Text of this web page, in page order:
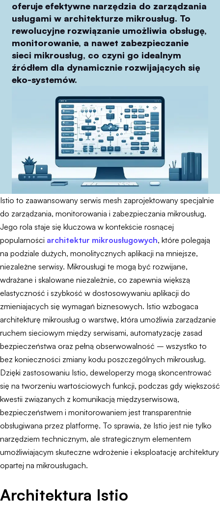
oferuje efektywne narzędzia do zarządzania
usługami w architekturze mikrousług. To
rewolucyjne rozwiązanie umożliwia obsługę,
monitorowanie, a nawet zabezpieczanie
sieci mikrousług, co czyni go idealnym
źródłem dla dynamicznie rozwijających się
eko-systemów.
Istio to zaawansowany serwis mesh zaprojektowany specjalnie
do zarządzania, monitorowania i zabezpieczania mikrousług.
Jego rola staje się kluczowa w kontekście rosnącej
popularności architektur mikrousługowych, które polegają
na podziale dużych, monolitycznych aplikacji na mniejsze,
niezależne serwisy. Mikrousługi te mogą być rozwijane,
wdrażane i skalowane niezależnie, co zapewnia większą
elastyczność i szybkość w dostosowywaniu aplikacji do
zmieniających się wymagań biznesowych. Istio wzbogaca
architekturę mikrousług o warstwę, która umożliwia zarządzanie
ruchem sieciowym między serwisami, automatyzację zasad
bezpieczeństwa oraz pełną obserwowalność – wszystko to
bez konieczności zmiany kodu poszczególnych mikrousług.
Dzięki zastosowaniu Istio, deweloperzy mogą skoncentrować
się na tworzeniu wartościowych funkcji, podczas gdy większość
kwestii związanych z komunikacją międzyserwisową,
bezpieczeństwem i monitorowaniem jest transparentnie
obsługiwana przez platformę. To sprawia, że Istio jest nie tylko
narzędziem technicznym, ale strategicznym elementem
umożliwiającym skuteczne wdrożenie i eksploatację architektury
opartej na mikrousługach.
Architektura Istio